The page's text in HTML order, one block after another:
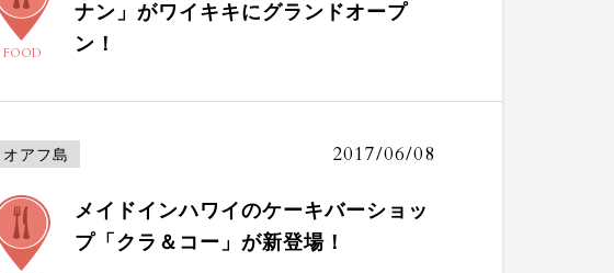
FOOD
ナン」がワイキキにグランドオープ
ン！
オアフ島 2017/06/08
メイドインハワイのケーキバーショッ
プ「クラ＆コー」が新登場！